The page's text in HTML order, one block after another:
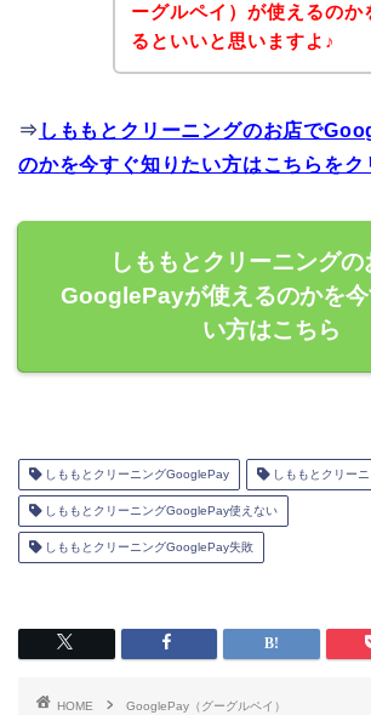
ーグルペイ）が使えるのか
るといいと思いますよ♪
⇒ しももとクリーニングのお店で
のかを今すぐ知りたい方はこちらをク
しももとクリーニングの
GooglePayが使えるのかを
い方はこちら
しももとクリーニングGooglePay しももとクリー
しももとクリーニングGooglePay使えない
しももとクリーニングGooglePay失敗
HOME
GooglePay（グーグルペイ）